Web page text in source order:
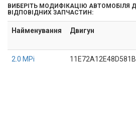
ВИБЕРІТЬ МОДИФІКАЦІЮ АВТОМОБІЛЯ
ВІДПОВІДНИХ ЗАПЧАСТИН:
Найменування Двигун
2.0 MPi